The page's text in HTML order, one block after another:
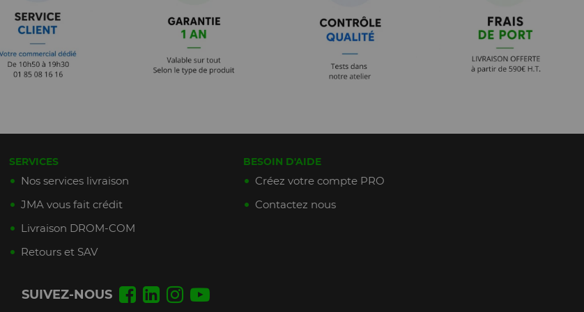
SERVICES
Nos services livraison
JMA vous fait crédit
Livraison DROM-COM
Retours et SAV
BESOIN D'AIDE
Créez votre compte PRO
Contactez nous
SUIVEZ-NOUS